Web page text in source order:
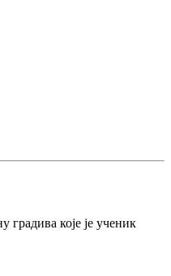
градива које је ученик